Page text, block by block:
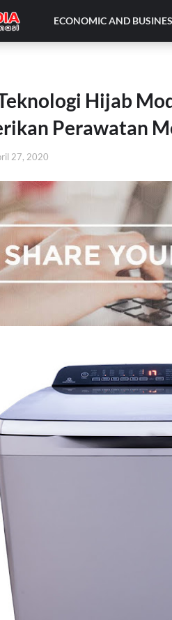
ECONOMIC AND
Hijab
Perawatan
27, 2020